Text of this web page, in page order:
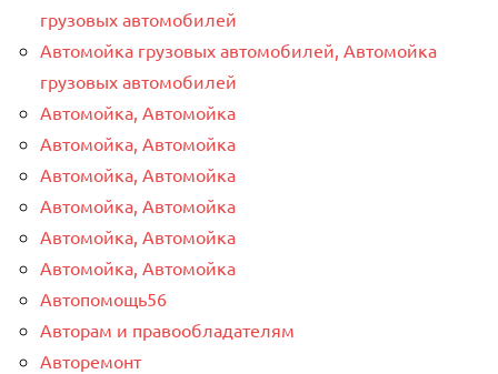
грузовых автомобилей
Автомойка грузовых автомобилей, Автомойка
грузовых автомобилей
Автомойка, Автомойка
Автомойка, Автомойка
Автомойка, Автомойка
Автомойка, Автомойка
Автомойка, Автомойка
Автомойка, Автомойка
Автопомощь56
Авторам и правообладателям
Авторемонт